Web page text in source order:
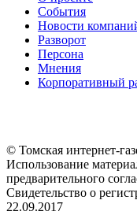
События
Новости
Разворот
Персона
Мнения
Корпоративный
© Томская интернет-
Использование
предварительного
Свидетельство о
22.09.2017